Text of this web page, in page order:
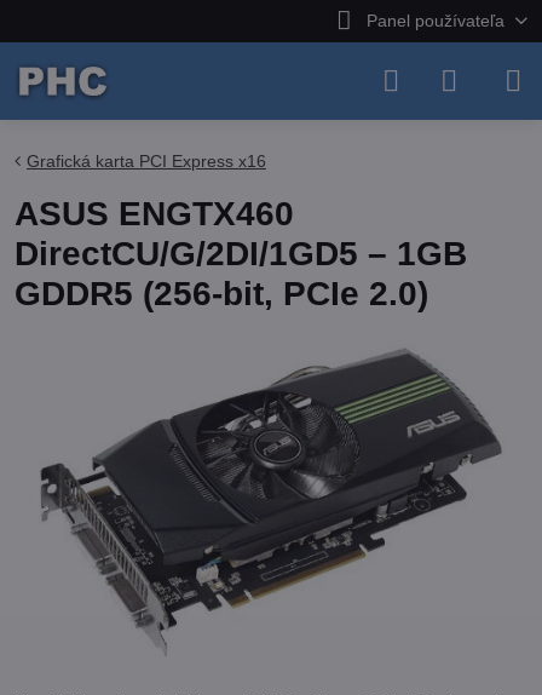
Panel používateľa
Grafická karta PCI Express x16
ASUS ENGTX460
DirectCU/G/2DI/1GD5 – 1GB
GDDR5 (256-bit, PCIe 2.0)